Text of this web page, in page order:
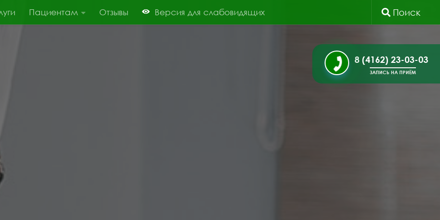
Пациентам Отзывы Версия для слабовидящих Поиск
8 (4162) 23-03-03
ЗАПИСЬ НА ПРИЁМ